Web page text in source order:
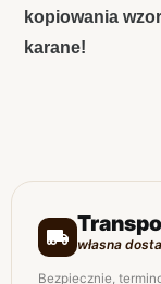
kopiowania
karane!
własna
Bezpiecznie,